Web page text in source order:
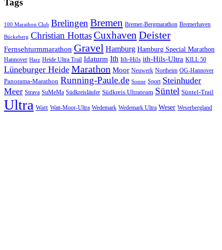
Tags
100 Marathon Club BrelingenBremen Bremer-Bergmarathon Bremerhaven
Bückeberg Christian HottasCuxhaven Deister
Fernsehturmmarathon Gravel Hamburg Hamburg Special Marathon
Hannover Harz Heide Ultra Trail Idaturm Ith Ith-Hils ith-Hils-Ultra KILL 50
Lüneburger Heide Marathon Moor Neuwerk Northeim OG-Hannover
Panorama-Marathon Running-Paule.de Sonne Sport Steinhuder
Meer Strava SuMeMa Südkreisläufer Südkreis Ultrateam Süntel Süntel-Trail
Ultra Watt Watt-Moor-Ultra Wedemark Wedemark Ultra Weser Weserbergland